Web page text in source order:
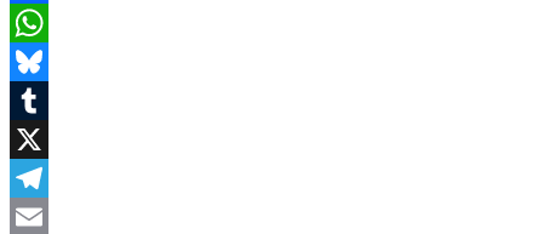
Facebook
WhatsApp
Bluesky
Tumblr
X
Telegram